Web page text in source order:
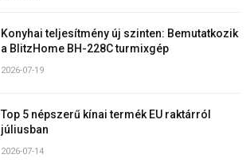
Konyhai teljesítmény új szinten: Bemutatkozik
a BlitzHome BH-228C turmixgép
2026-07-19
Top 5 népszerű kínai termék EU raktárról
júliusban
2026-07-14